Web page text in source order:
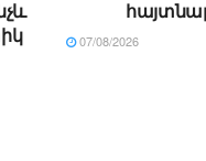
07/08/2026